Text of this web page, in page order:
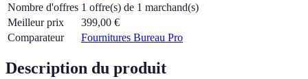
Nombre d'offres 1 offre(s) de 1 marchand(s)
Meilleur prix
399,00 €
Comparateur
Fournitures Bureau Pro
Description du produit